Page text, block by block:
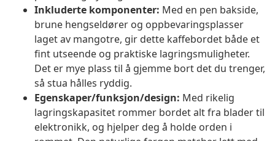
Inkluderte komponenter: Med en pen bakside,
brune hengseldører og oppbevaringsplasser
laget av mangotre, gir dette kaffebordet både et
fint utseende og praktiske lagringsmuligheter.
Det er mye plass til å gjemme bort det du trenger,
så stua hålles ryddig.
Egenskaper/funksjon/design: Med rikelig
lagringskapasitet rommer bordet alt fra blader til
elektronikk, og hjelper deg å holde orden i